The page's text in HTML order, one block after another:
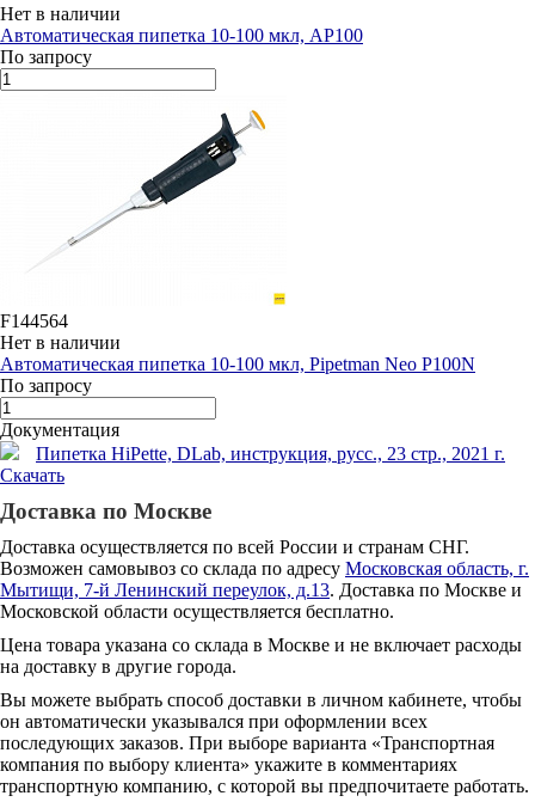
Нет в наличии
Автоматическая пипетка 10-100 мкл, AP100
По запросу
F144564
Нет в наличии
Автоматическая пипетка 10-100 мкл, Pipetman Neo P100N
По запросу
Документация
Пипетка HiPette, DLab, инструкция, русс., 23 стр., 2021 г.
Скачать
Доставка по Москве
Доставка осуществляется по всей России и странам СНГ.
Возможен самовывоз со склада по адресу Московская область, г.
Мытищи, 7-й Ленинский переулок, д.13. Доставка по Москве и
Московской области осуществляется бесплатно.
Цена товара указана со склада в Москве и не включает расходы
на доставку в другие города.
Вы можете выбрать способ доставки в личном кабинете, чтобы
он автоматически указывался при оформлении всех
последующих заказов. При выборе варианта «Транспортная
компания по выбору клиента» укажите в комментариях
транспортную компанию, с которой вы предпочитаете работать.